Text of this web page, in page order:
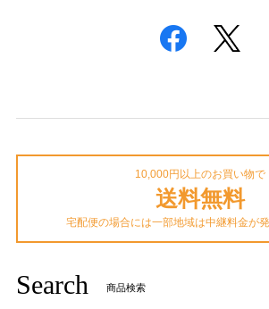
10,000円以上のお買い物で
送料無料
宅配便の場合には一部地域は中継料金が発
Search 商品検索